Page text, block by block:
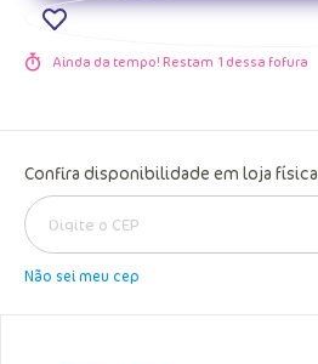
Ainda da tempo! Restam 1 dessa fofura
Confira disponibilidade em loja física
Não sei meu cep